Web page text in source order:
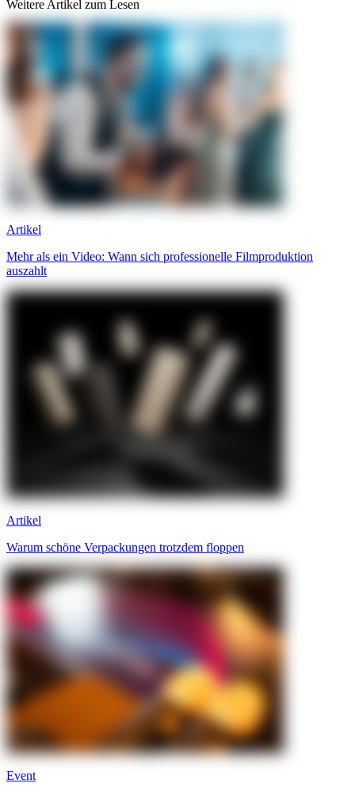
Weitere Artikel zum Lesen
Artikel
Mehr als ein Video: Wann sich professionelle Filmproduktion
auszahlt
Artikel
Warum schöne Verpackungen trotzdem floppen
Event